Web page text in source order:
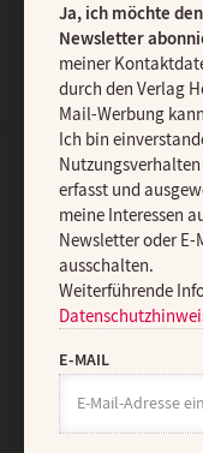
AGB und
Vertrag
Ja, ich möchte
Newsletter
meiner
durch den Verlag
Mail-Werbung
Ich bin
erfasst und
meine Interessen
Newsletter oder
ausschalten.
Weiterführende
E-MAIL